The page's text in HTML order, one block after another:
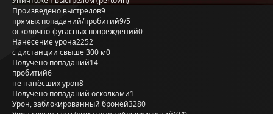
Произведено выстрелов9
прямых попаданий/пробитий9/5
осколочно-фугасных повреждений0
Нанесение урона2252
с дистанции свыше 300 м0
Получено попаданий14
пробитий6
не нанёсших урон8
Получено попаданий осколками1
Урон, заблокированный бронёй3280